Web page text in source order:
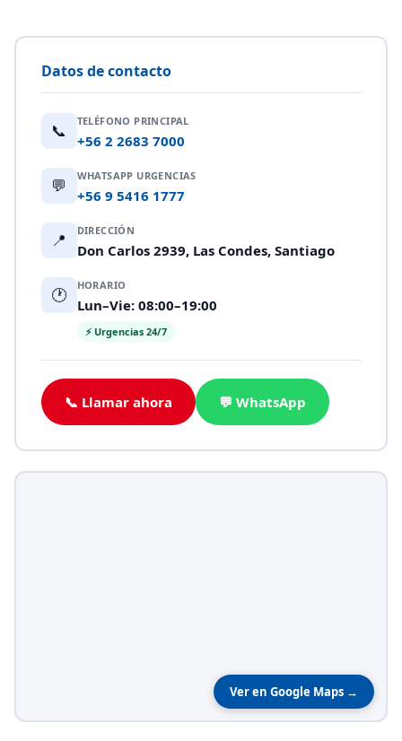
Datos de contacto
📞 TELÉFONO PRINCIPAL
+56 2 2683 7000
💬 WHATSAPP URGENCIAS
+56 9 5416 1777
📍 DIRECCIÓN
Don Carlos 2939, Las Condes, Santiago
🕐 HORARIO
Lun–Vie: 08:00–19:00
⚡ Urgencias 24/7
📞 Llamar ahora 💬 WhatsApp
Ver en Google Maps →